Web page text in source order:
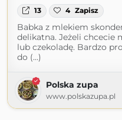
13 4 Zapisz
Babka z mlekiem
delikatna. Jeżeli chcecie
lub czekoladę. Bardzo
do (...)
Polska zupa
www.polskazupa.pl